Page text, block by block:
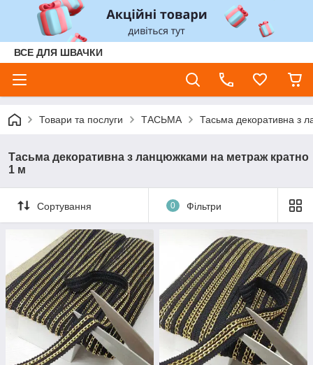
ВСЕ ДЛЯ ШВАЧКИ
Товари та послуги ТАСЬМА Тасьма декоративна з
Тасьма декоративна з ланцюжками на метраж кратно
1 м
Сортування 0 Фільтри